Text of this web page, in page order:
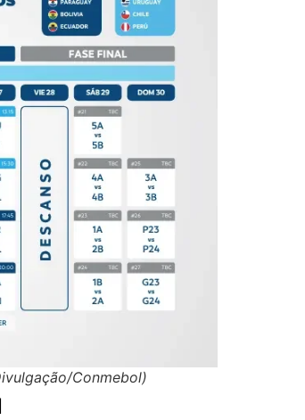
Conmebol)